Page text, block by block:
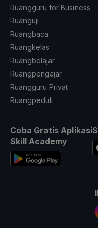
Ruangguru for Business
Ruanguji
Ruangbaca
Ruangkelas
Ruangbelajar
Ruangpengajar
Ruangguru Privat
Ruangpeduli
Coba Gratis Aplikasi
Skill Academy